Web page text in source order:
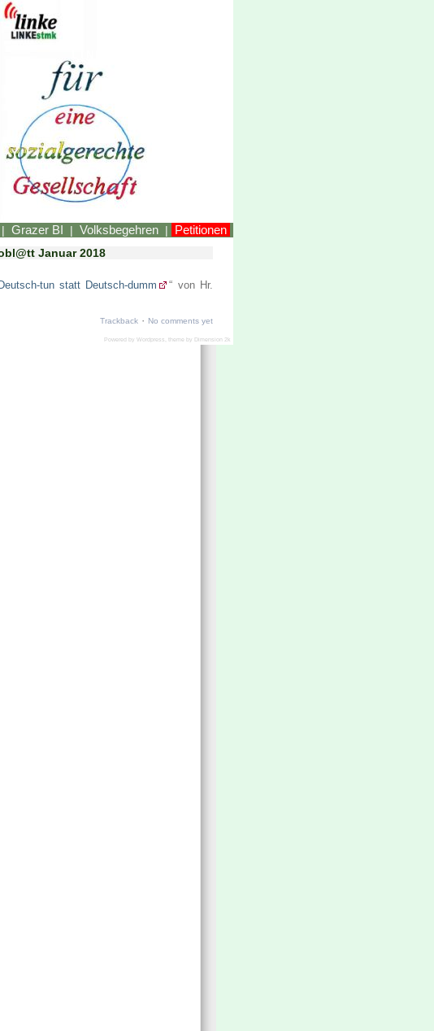
| Grazer BI | Volksbegehren | Petitionen
Januar 2018
Deutsch-tun statt Deutsch-dumm
“ von Hr.
Trackback · No comments yet
Powered by Wordpress , theme by Dimension 2k